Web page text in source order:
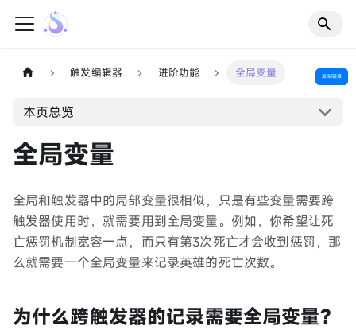
触发编辑器 进阶功能 全局变量 复制链接
本页总览
全局变量
全局和触发器中的局部变量很相似，只是有些变量需要跨
触发器使用时，就需要用到全局变量。例如，你希望让死
亡惩罚机制宽容一点，而只有第3次死亡才会收到惩罚，那
么就需要一个全局变量来记录英雄的死亡次数。
为什么跨触发器的记录需要全局变量？